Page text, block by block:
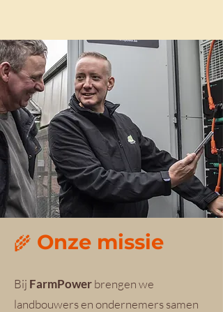
🌾 Onze missie
Bij FarmPowerbrengen we
landbouwers en ondernemers samen